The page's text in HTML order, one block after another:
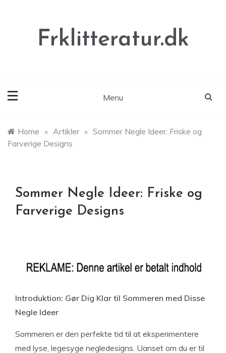
Frklitteratur.dk
Menu
Home » Artikler » Sommer Negle Ideer: Friske og
Farverige Designs
Sommer Negle Ideer: Friske og
Farverige Designs
Introduktion: Gør Dig Klar til Sommeren med Disse
Negle Ideer
Sommeren er den perfekte tid til at eksperimentere
med lyse, legesyge negledesigns. Uanset om du er til